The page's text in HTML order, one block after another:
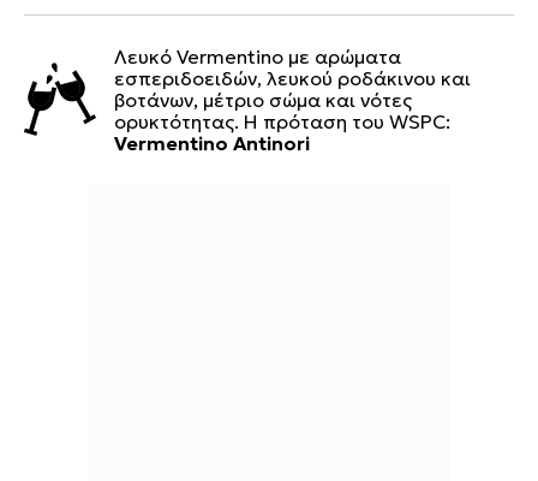
Λευκό Vermentino με αρώματα
εσπεριδοειδών, λευκού ροδάκινου και
βοτάνων, μέτριο σώμα και νότες
ορυκτότητας. Η πρόταση του WSPC:
Vermentino Antinori